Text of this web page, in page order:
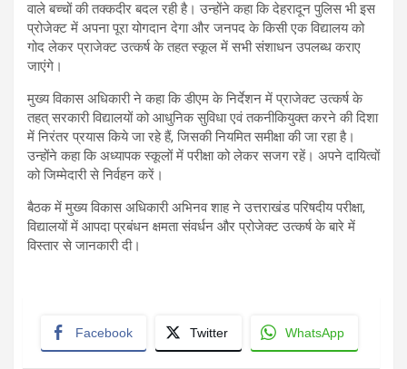
वाले बच्चों की तक्कदीर बदल रही है। उन्होंने कहा कि देहरादून पुलिस भी इस
प्रोजेक्ट में अपना पूरा योगदान देगा और जनपद के किसी एक विद्यालय को
गोद लेकर प्राजेक्ट उत्कर्ष के तहत स्कूल में सभी संशाधन उपलब्ध कराए
जाएंगे।
मुख्य विकास अधिकारी ने कहा कि डीएम के निर्देशन में प्राजेक्ट उत्कर्ष के
तहत् सरकारी विद्यालयों को आधुनिक सुविधा एवं तकनीकियुक्त करने की दिशा
में निरंतर प्रयास किये जा रहे हैं, जिसकी नियमित समीक्षा की जा रहा है।
उन्होंने कहा कि अध्यापक स्कूलों में परीक्षा को लेकर सजग रहें। अपने दायित्वों
को जिम्मेदारी से निर्वहन करें।
बैठक में मुख्य विकास अधिकारी अभिनव शाह ने उत्तराखंड परिषदीय परीक्षा,
विद्यालयों में आपदा प्रबंधन क्षमता संवर्धन और प्रोजेक्ट उत्कर्ष के बारे में
विस्तार से जानकारी दी।
Facebook Twitter WhatsApp